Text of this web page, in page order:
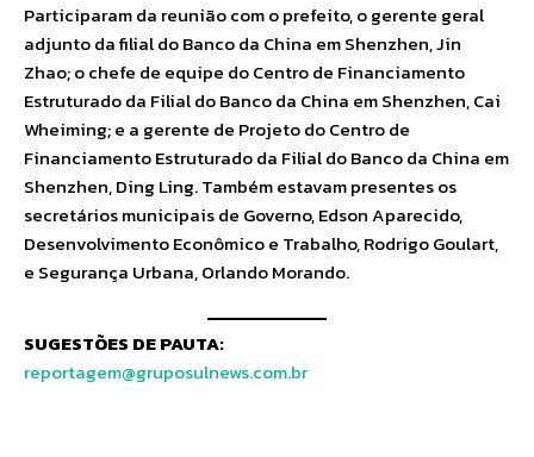
Participaram da reunião com o prefeito, o gerente geral
adjunto da filial do Banco da China em Shenzhen, Jin
Zhao; o chefe de equipe do Centro de Financiamento
Estruturado da Filial do Banco da China em Shenzhen, Cai
Wheiming; e a gerente de Projeto do Centro de
Financiamento Estruturado da Filial do Banco da China em
Shenzhen, Ding Ling. Também estavam presentes os
secretários municipais de Governo, Edson Aparecido,
Desenvolvimento Econômico e Trabalho, Rodrigo Goulart,
e Segurança Urbana, Orlando Morando.
SUGESTÕES DE PAUTA:
reportagem@gruposulnews.com.br